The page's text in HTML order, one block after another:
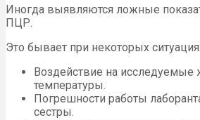
Иногда выявляются ложные
ПЦР.
Это бывает при некоторых
Воздействие на исследуемые
температуры.
Погрешности работы
сестры.